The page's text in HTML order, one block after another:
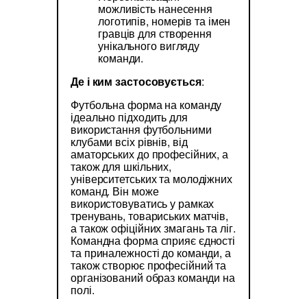
можливість нанесення
логотипів, номерів та імен
гравців для створення
унікального вигляду
команди.
Де і ким застосовується:
Футбольна форма на команду
ідеально підходить для
використання футбольними
клубами всіх рівнів, від
аматорських до професійних, а
також для шкільних,
університетських та молодіжних
команд. Він може
використовуватись у рамках
тренувань, товариських матчів,
а також офіційних змагань та ліг.
Командна форма сприяє єдності
та приналежності до команди, а
також створює професійний та
організований образ команди на
полі.